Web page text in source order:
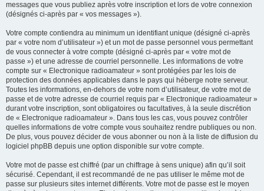
messages que vous publiez après votre inscription et lors de votre connexion
(désignés ci-après par « vos messages »).
Votre compte contiendra au minimum un identifiant unique (désigné ci-après
par « votre nom d’utilisateur ») et un mot de passe personnel vous permettant
de vous connecter à votre compte (désigné ci-après par « votre mot de
passe ») et une adresse de courriel personnelle. Les informations de votre
compte sur « Electronique radioamateur » sont protégées par les lois de
protection des données applicables dans le pays qui héberge notre serveur.
Toutes les informations, en-dehors de votre nom d’utilisateur, de votre mot de
passe et de votre adresse de courriel requis par « Electronique radioamateur »
durant votre inscription, sont obligatoires ou facultatives, à la seule discrétion
de « Electronique radioamateur ». Dans tous les cas, vous pouvez contrôler
quelles informations de votre compte vous souhaitez rendre publiques ou non.
De plus, vous pouvez décider de vous abonner ou non à la liste de diffusion du
logiciel phpBB depuis une option disponible sur votre compte.
Votre mot de passe est chiffré (par un chiffrage à sens unique) afin qu’il soit
sécurisé. Cependant, il est recommandé de ne pas utiliser le même mot de
passe sur plusieurs sites internet différents. Votre mot de passe est le moyen